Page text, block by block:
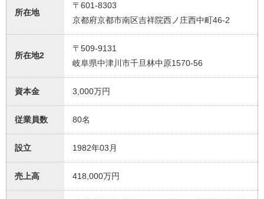
所在地
〒601-8303
京都府京都市南区吉祥院西ノ庄西中町46-2
所在地2
〒509-9131
岐阜県中津川市千旦林中原1570-56
資本金 3,000万円
従業員数 80名
設立 1982年03月
売上高 418,000万円